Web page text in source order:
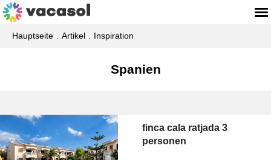
Hauptseite Artikel Inspiration
Spanien
finca cala ratjada 3
personen